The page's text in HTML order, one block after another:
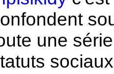
une